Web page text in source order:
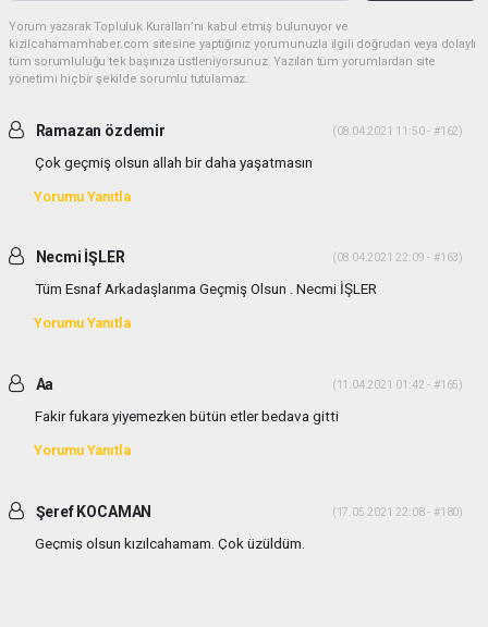
Yorum yazarak Topluluk Kuralları’nı kabul etmiş bulunuyor ve
kizilcahamamhaber.com sitesine yaptığınız yorumunuzla ilgili doğrudan veya dolaylı
tüm sorumluluğu tek başınıza üstleniyorsunuz. Yazılan tüm yorumlardan site
yönetimi hiçbir şekilde sorumlu tutulamaz.
Ramazan özdemir (08.04.2021 11:50 - #162)
Çok geçmiş olsun allah bir daha yaşatmasın
Yorumu Yanıtla
Necmi İŞLER (08.04.2021 22:09 - #163)
Tüm Esnaf Arkadaşlarıma Geçmiş Olsun . Necmi İŞLER
Yorumu Yanıtla
Aa (11.04.2021 01:42 - #165)
Fakir fukara yiyemezken bütün etler bedava gitti
Yorumu Yanıtla
Şeref KOCAMAN (17.05.2021 22:08 - #180)
Geçmiş olsun kızılcahamam. Çok üzüldüm.